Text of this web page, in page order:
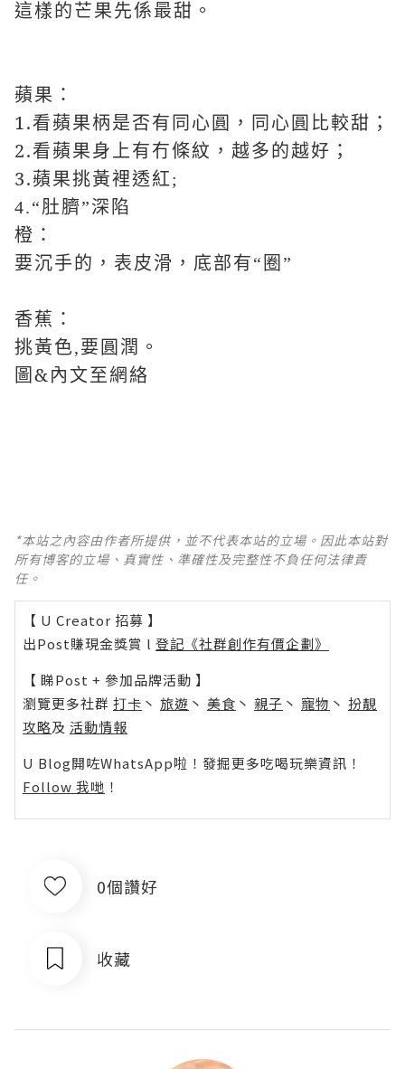
這樣的芒果先係最甜。
蘋果：
1.看蘋果柄是否有同心圓，同心圓比較甜；
2.看蘋果身上有冇條紋，越多的越好；
3.蘋果挑黃裡透紅;
4.“肚臍”深陷
橙：
要沉手的，表皮滑，底部有“圈”
香蕉：
挑黃色,要圓潤。
圖&內文至網絡
*本站之內容由作者所提供，並不代表本站的立場。因此本站對
所有博客的立場、真實性、準確性及完整性不負任何法律責
任。
【 U Creator 招募 】
出Post賺現金獎賞 l 登記《社群創作有價企劃》
【 睇Post + 參加品牌活動 】
瀏覽更多社群 打卡 丶 旅遊 丶 美食 丶 親子 丶 寵物 丶 扮靚
攻略及 活動情報
U Blog開咗WhatsApp啦！發掘更多吃喝玩樂資訊！
Follow 我哋 ！
0個讚好
收藏